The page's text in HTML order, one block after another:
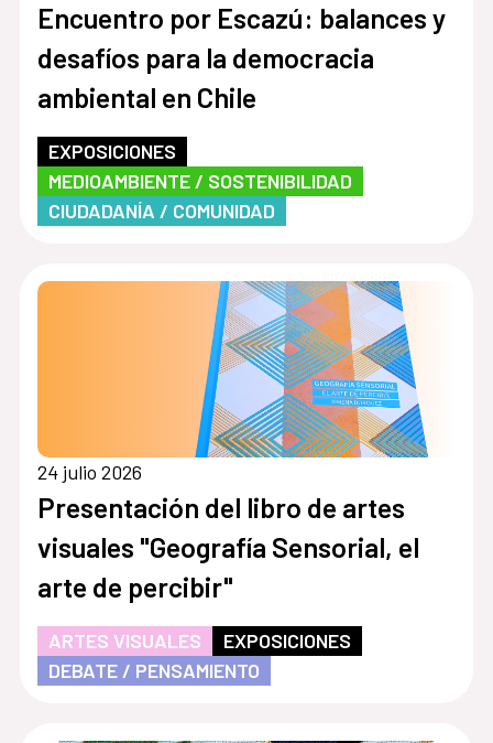
Encuentro por Escazú: balances y
desafíos para la democracia
ambiental en Chile
EXPOSICIONES
MEDIOAMBIENTE / SOSTENIBILIDAD
CIUDADANÍA / COMUNIDAD
24 julio 2026
Presentación del libro de artes
visuales "Geografía Sensorial, el
arte de percibir"
ARTES VISUALES
EXPOSICIONES
DEBATE / PENSAMIENTO